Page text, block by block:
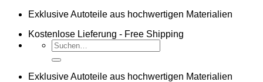
Zum
springen
Exklusive Autoteile aus hochwertigen Materialien
Kostenlose Lieferung - Free Shipping
Suchen
nach:
Exklusive Autoteile aus hochwertigen Materialien